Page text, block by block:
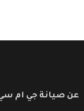
عن صيانة جي ام